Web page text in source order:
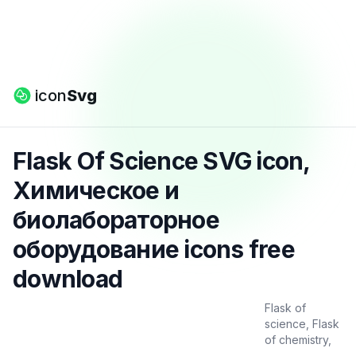
iconSvg
Flask Of Science SVG icon,
Химическое и
биолабораторное
оборудование icons free
download
Flask of
science, Flask
of chemistry,